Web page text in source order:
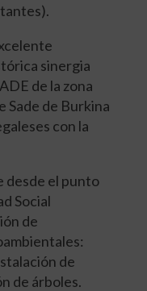
sinergia
de la zona
Sade de Burkina
con la
desde el punto
Social
de
de
de árboles.